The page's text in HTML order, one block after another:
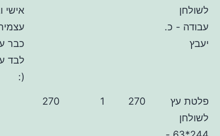
כ.
עצמית.. נו, אם
כבר עשינו הכל
לבד עד עכשיו
270
1
270